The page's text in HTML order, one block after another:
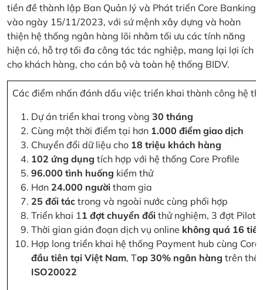
tiền đề thành lập Ban Quản lý và Phát triển Core Banking
vào ngày 15/11/2023, với sứ mệnh xây dựng và hoàn
thiện hệ thống ngân hàng lõi nhằm tối ưu các tính năng
hiện có, hỗ trợ tối đa công tác tác nghiệp, mang lại lợi ích
cho khách hàng, cho cán bộ và toàn hệ thống BIDV.
Các điểm nhấn đánh dấu việc triển khai thành công hệ
Dự án triển khai trong vòng 30 tháng
Cùng một thời điểm tại hơn 1.000 điểm giao dịch
Chuyển đổi dữ liệu cho 18 triệu khách hàng
102 ứng dụng tích hợp với hệ thống Core Profile
96.000 tình huống kiểm thử
Hơn 24.000 người tham gia
25 đối tác trong và ngoài nước cùng phối hợp
Triển khai 11 đợt chuyển đổi thử nghiệm, 3 đợt Pilot
Thời gian gián đoạn dịch vụ online không quá 16
Hợp long triển khai hệ thống Payment hub cùng
đầu tiên tại Việt Nam, Top 30% ngân hàng trên thế
ISO20022